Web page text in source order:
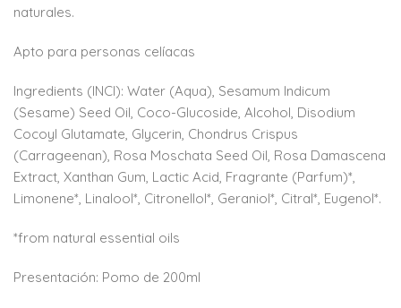
naturales.
Apto para personas celíacas
Ingredients (INCI): Water (Aqua), Sesamum Indicum
(Sesame) Seed Oil, Coco-Glucoside, Alcohol, Disodium
Cocoyl Glutamate, Glycerin, Chondrus Crispus
(Carrageenan), Rosa Moschata Seed Oil, Rosa Damascena
Extract, Xanthan Gum, Lactic Acid, Fragrante (Parfum)*,
Limonene*, Linalool*, Citronellol*, Geraniol*, Citral*, Eugenol*.
*from natural essential oils
Presentación: Pomo de 200ml